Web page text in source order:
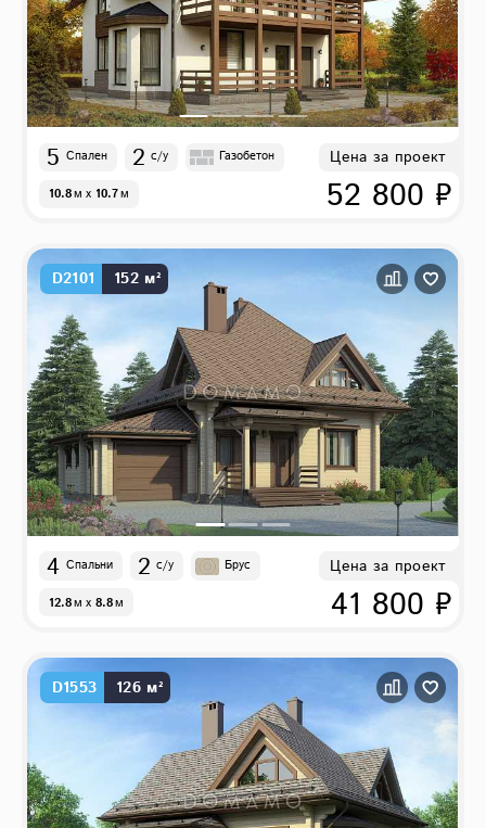
5 Спален 2 с/у Газобетон
10.8м x 10.7м
Цена за проект
52 800 ₽
D2101 152 м²
4 Спальни 2 с/у Брус
12.8м x 8.8м
Цена за проект
41 800 ₽
D1553 126 м²